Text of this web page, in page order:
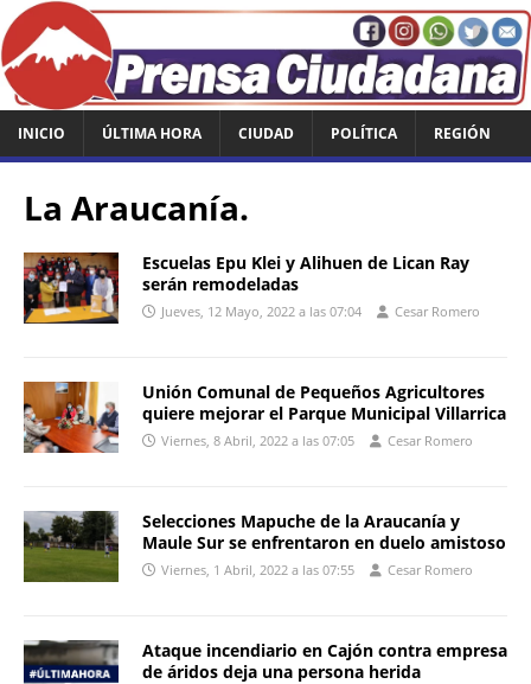
INICIO ÚLTIMA HORA CIUDAD POLÍTICA REGIÓN
La Araucanía.
Escuelas Epu Klei y Alihuen de Lican Ray
serán remodeladas
Jueves, 12 Mayo, 2022 a las 07:04 Cesar Romero
Unión Comunal de Pequeños Agricultores
quiere mejorar el Parque Municipal Villarrica
Viernes, 8 Abril, 2022 a las 07:05 Cesar Romero
Selecciones Mapuche de la Araucanía y
Maule Sur se enfrentaron en duelo amistoso
Viernes, 1 Abril, 2022 a las 07:55 Cesar Romero
Ataque incendiario en Cajón contra empresa
de áridos deja una persona herida